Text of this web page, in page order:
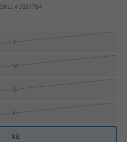
SKU: 40931784
L
M
S
XL
XS